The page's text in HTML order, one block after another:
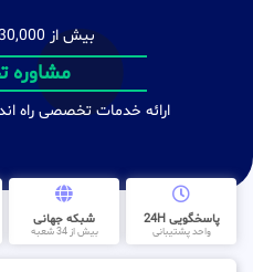
بیش از 30,000 پرونده موفق
ارائه خدمات تخصصی راه
پاسخگویی 24H
واحد پشتیبانی
شبکه جهانی
بیش از 34 شعبه